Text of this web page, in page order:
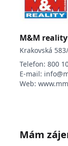
M&M
Krakovská
Telefon: 800
E-mail:
Web:
Mám